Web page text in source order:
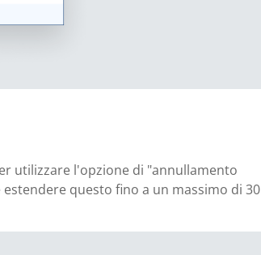
utilizzare l'opzione di "annullamento
questo fino a un massimo di 30